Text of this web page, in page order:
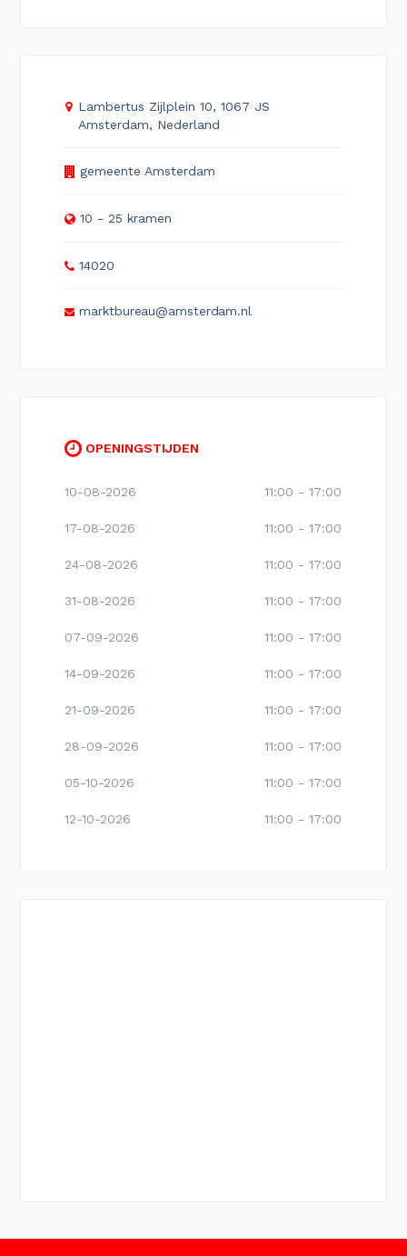
Lambertus Zijlplein 10, 1067 JS
Amsterdam, Nederland
gemeente Amsterdam
10 - 25 kramen
14020
markt­bu­reau@am­ster­dam.nl
OPENINGSTIJDEN
10-08-2026 11:00 - 17:00
17-08-2026 11:00 - 17:00
24-08-2026 11:00 - 17:00
31-08-2026 11:00 - 17:00
07-09-2026 11:00 - 17:00
14-09-2026 11:00 - 17:00
21-09-2026 11:00 - 17:00
28-09-2026 11:00 - 17:00
05-10-2026 11:00 - 17:00
12-10-2026 11:00 - 17:00